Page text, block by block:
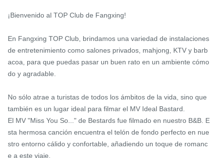
¡Bienvenido al TOP Club de Fangxing!
En Fangxing TOP Club, brindamos una variedad de instalaciones
de entretenimiento como salones privados, mahjong, KTV y barb
acoa, para que puedas pasar un buen rato en un ambiente cómo
do y agradable.
No sólo atrae a turistas de todos los ámbitos de la vida, sino que
también es un lugar ideal para filmar el MV Ideal Bastard.
El MV "Miss You So..." de Bestards fue filmado en nuestro B&B. E
sta hermosa canción encuentra el telón de fondo perfecto en nue
stro entorno cálido y confortable, añadiendo un toque de romanc
e a este viaje.